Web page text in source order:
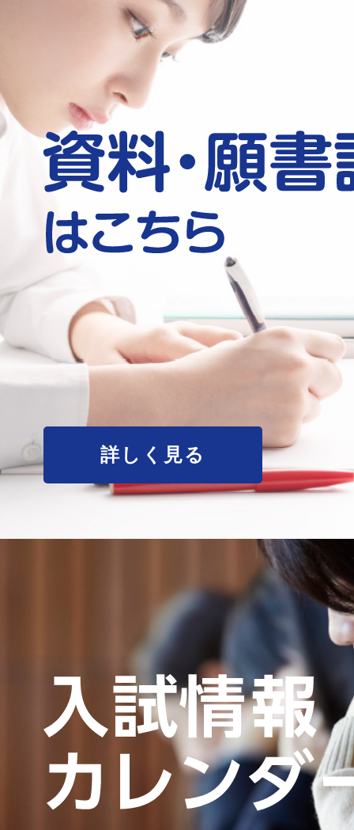
詳しく見る